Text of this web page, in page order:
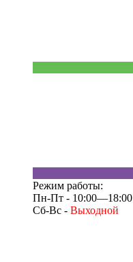
Режим работы:
Пн-Пт - 10:00—18:00
Сб-Вс - Выходной